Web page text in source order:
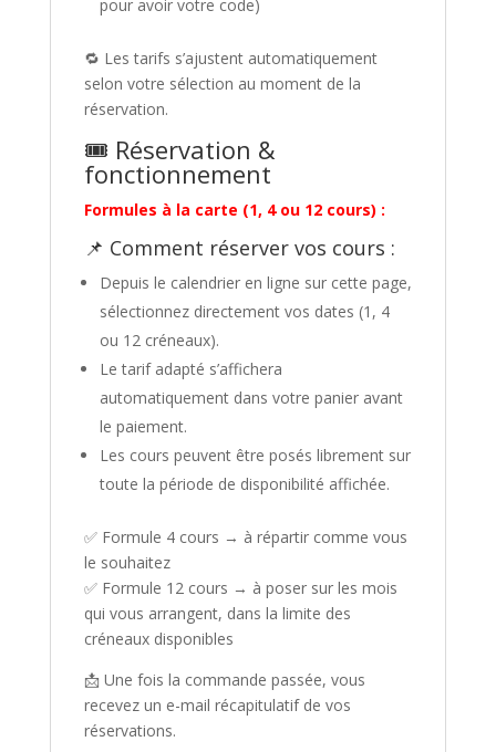
pour avoir votre code)
🔁 Les tarifs s’ajustent automatiquement
selon votre sélection au moment de la
réservation.
🎟️ Réservation &
fonctionnement
Formules à la carte (1, 4 ou 12 cours) :
📌 Comment réserver vos cours :
Depuis le calendrier en ligne sur cette page,
sélectionnez directement vos dates (1, 4
ou 12 créneaux).
Le tarif adapté s’affichera
automatiquement dans votre panier avant
le paiement.
Les cours peuvent être posés librement sur
toute la période de disponibilité affichée.
✅ Formule 4 cours → à répartir comme vous
le souhaitez
✅ Formule 12 cours → à poser sur les mois
qui vous arrangent, dans la limite des
créneaux disponibles
📩 Une fois la commande passée, vous
recevez un e-mail récapitulatif de vos
réservations.